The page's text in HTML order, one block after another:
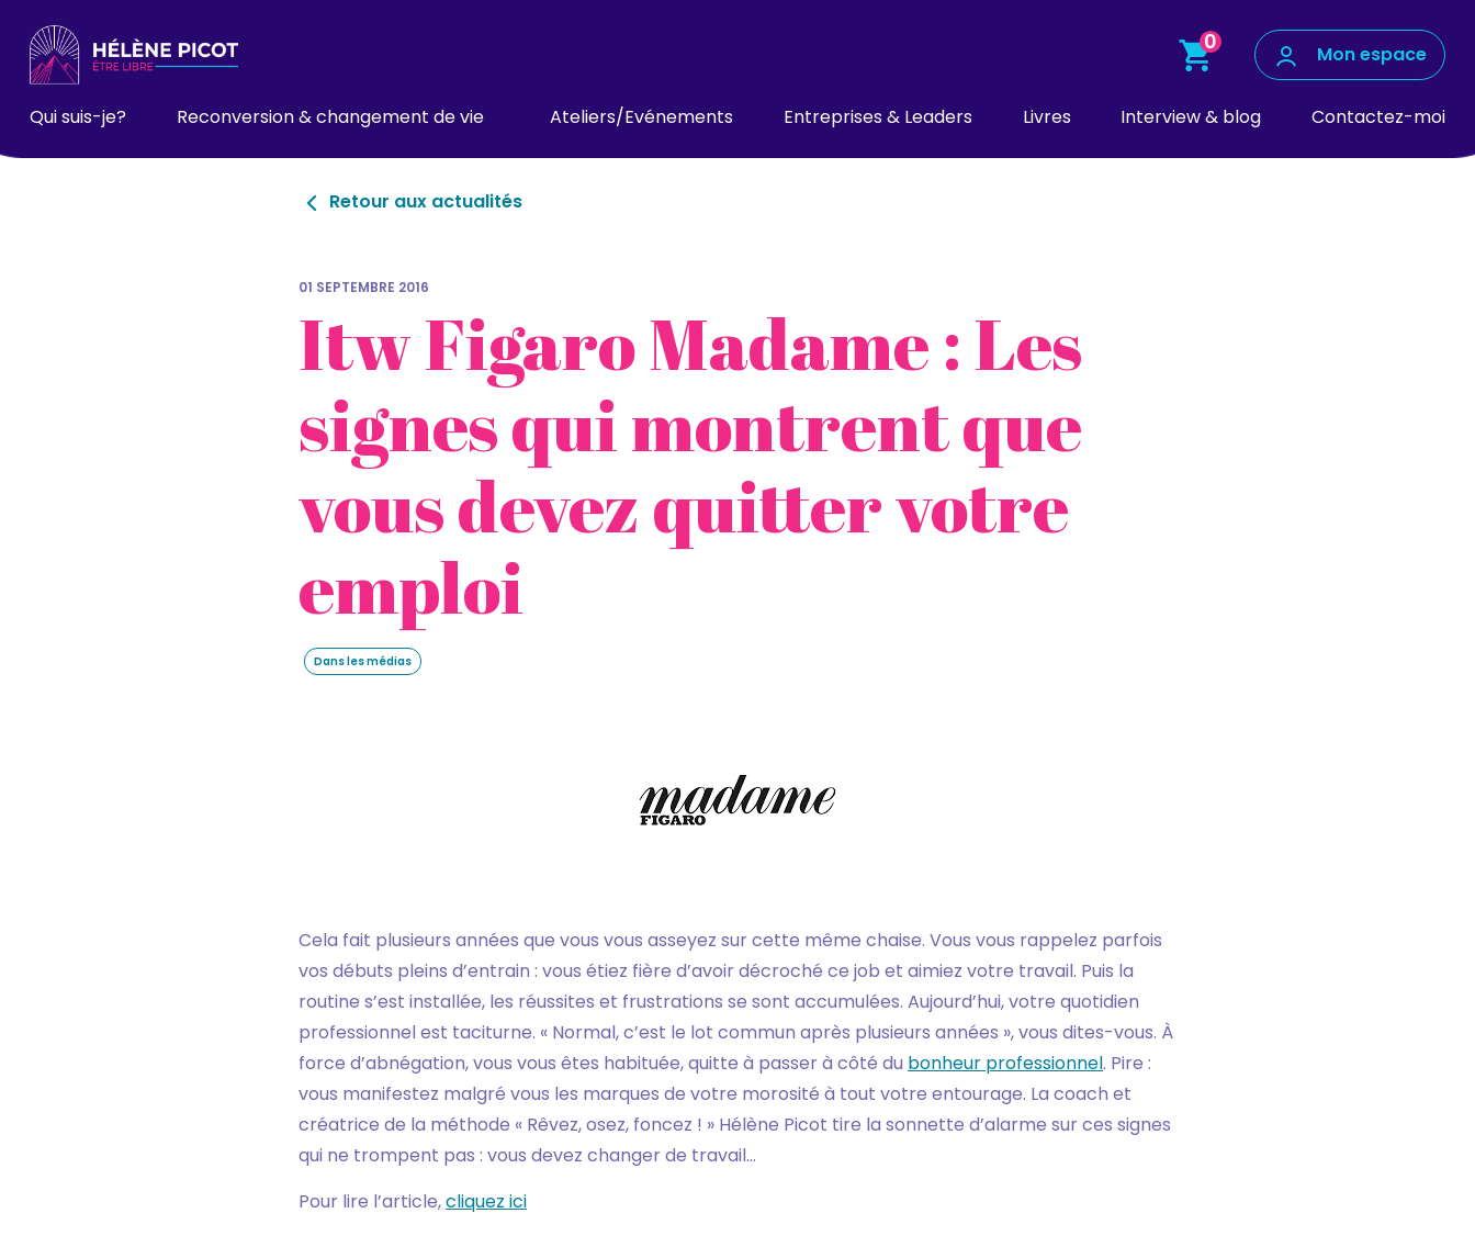
0 Mon espace
Qui suis-je? Reconversion & changement de vie Ateliers/Evénements Entreprises & Leaders Livres Interview & blog Contactez-moi
Retour aux actualités
01 SEPTEMBRE 2016
Itw Figaro Madame : Les
signes qui montrent que
vous devez quitter votre
emploi
Dans les médias
Cela fait plusieurs années que vous vous asseyez sur cette même chaise. Vous vous rappelez parfois
vos débuts pleins d’entrain : vous étiez fière d’avoir décroché ce job et aimiez votre travail. Puis la
routine s’est installée, les réussites et frustrations se sont accumulées. Aujourd’hui, votre quotidien
professionnel est taciturne. « Normal, c’est le lot commun après plusieurs années », vous dites-vous. À
force d’abnégation, vous vous êtes habituée, quitte à passer à côté du bonheur professionnel. Pire :
vous manifestez malgré vous les marques de votre morosité à tout votre entourage. La coach et
créatrice de la méthode « Rêvez, osez, foncez ! » Hélène Picot tire la sonnette d’alarme sur ces signes
qui ne trompent pas : vous devez changer de travail…
Pour lire l’article,cliquez ici